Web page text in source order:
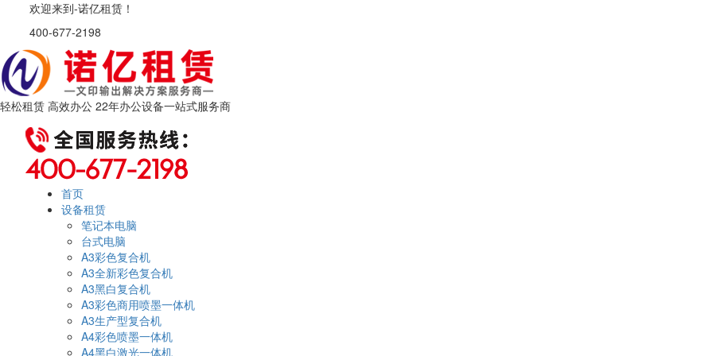
欢迎来到-诺亿租赁！
400-677-2198
轻松租赁 高效办公 22年办公设备一站式服务商
首页
设备租赁
笔记本电脑
台式电脑
A3彩色复合机
A3全新彩色复合机
A3黑白复合机
A3彩色商用喷墨一体机
A3生产型复合机
A4彩色喷墨一体机
A4黑白激光一体机